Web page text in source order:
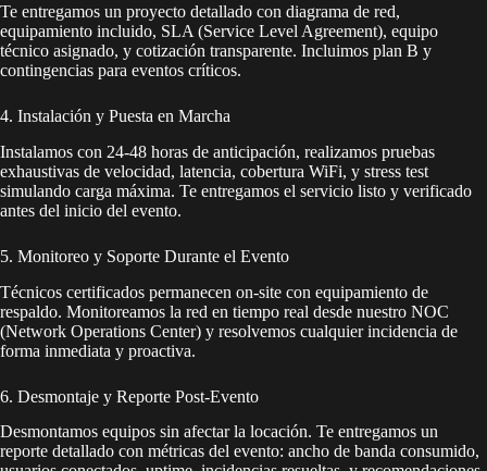
Te entregamos un proyecto detallado con diagrama de red,
equipamiento incluido, SLA (Service Level Agreement), equipo
técnico asignado, y cotización transparente. Incluimos plan B y
contingencias para eventos críticos.
4. Instalación y Puesta en Marcha
Instalamos con 24-48 horas de anticipación, realizamos pruebas
exhaustivas de velocidad, latencia, cobertura WiFi, y stress test
simulando carga máxima. Te entregamos el servicio listo y verificado
antes del inicio del evento.
5. Monitoreo y Soporte Durante el Evento
Técnicos certificados permanecen on-site con equipamiento de
respaldo. Monitoreamos la red en tiempo real desde nuestro NOC
(Network Operations Center) y resolvemos cualquier incidencia de
forma inmediata y proactiva.
6. Desmontaje y Reporte Post-Evento
Desmontamos equipos sin afectar la locación. Te entregamos un
reporte detallado con métricas del evento: ancho de banda consumido,